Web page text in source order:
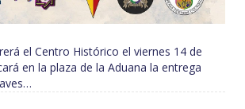
el Centro Histórico el viernes 14 de
en la plaza de la Aduana la entrega